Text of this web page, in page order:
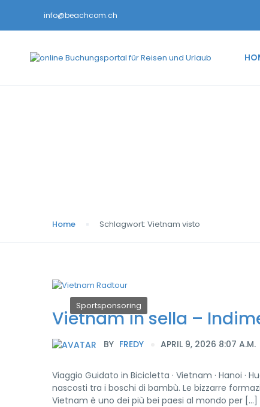
info@beachcom.ch
Home Schlagwort: Vietnam visto
Sportsponsoring
Vietnam in sella –
BY FREDY APRIL 9, 2026 8:07 A.M.
Viaggio Guidato in Bicicletta · Vietnam · Hanoi ·
nascosti tra i boschi di bambù. Le bizzarre
Vietnam è uno dei più bei paesi al mondo per […]